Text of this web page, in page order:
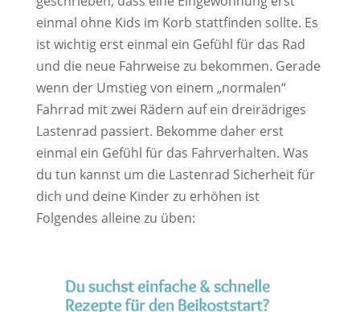
einmal ohne Kids im Korb stattfinden sollte. Es
ist wichtig erst einmal ein Gefühl für das Rad
und die neue Fahrweise zu bekommen. Gerade
wenn der Umstieg von einem „normalen“
Fahrrad mit zwei Rädern auf ein dreirädriges
Lastenrad passiert. Bekomme daher erst
einmal ein Gefühl für das Fahrverhalten. Was
du tun kannst um die Lastenrad Sicherheit für
dich und deine Kinder zu erhöhen ist
Folgendes alleine zu üben: